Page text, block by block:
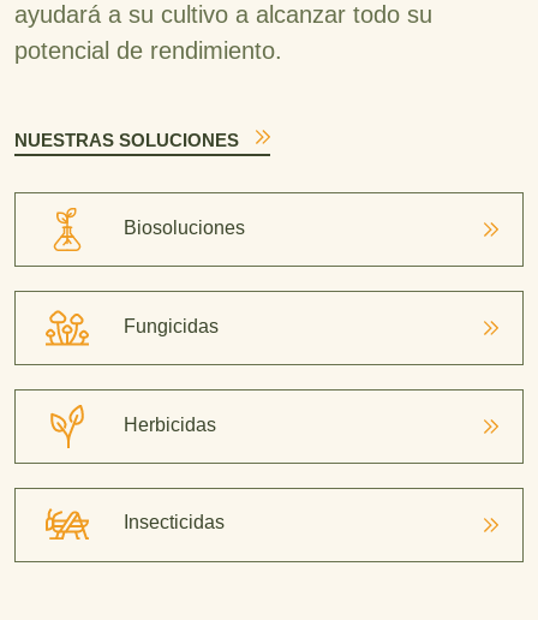
ayudará a su cultivo a alcanzar todo su
potencial de rendimiento.
NUESTRAS SOLUCIONES
Biosoluciones
Fungicidas
Herbicidas
Insecticidas